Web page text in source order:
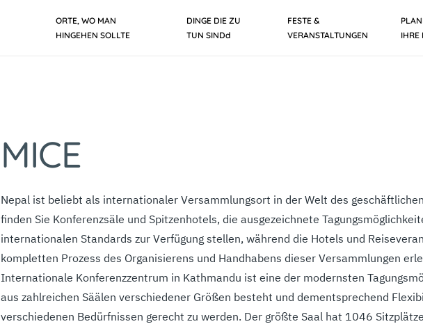
ORTE, WO MAN
HINGEHEN SOLLTE
DINGE DIE ZU
TUN SINDd
FESTE &
VERANSTALTUNGEN
IHRE
MICE
Nepal ist beliebt als internationaler Versammlungsort in der Welt des
finden Sie Konferenzsäle und Spitzenhotels, die ausgezeichnete
internationalen Standards zur Verfügung stellen, während die Hotels und
kompletten Prozess des Organisierens und Handhabens dieser Versammlungen
Internationale Konferenzzentrum in Kathmandu ist eine der modernsten
aus zahlreichen Säälen verschiedener Größen besteht und dementsprechend
verschiedenen Bedürfnissen gerecht zu werden. Der größte Saal hat 1046